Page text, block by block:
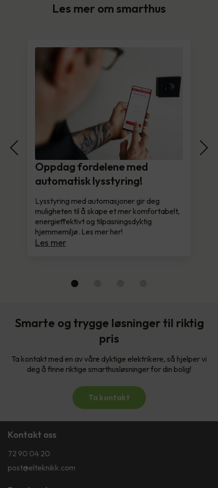
Les mer om smarthus
Oppdag fordelene med
automatisk lysstyring!
Lysstyring med automasjoner gir deg
muligheten til å skape et mer komfortabelt,
energieffektivt og tilpasningsdyktig
hjemmemiljø. Les mer her!
Les mer
Smarte og trygge løsninger til riktig
pris
Ta kontakt med en av våre dyktige elektrikere, så hjelper vi
deg å finne riktige smarthusløsninger for din bolig!
Ta kontakt
Kontakt oss
72 90 04 20
post@elteknikk.com